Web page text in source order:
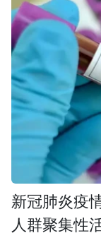
新冠肺炎疫
人群聚集性